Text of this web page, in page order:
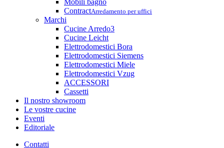
Mobili bagno
ContractArredamento per uffici
Marchi
Cucine Arredo3
Cucine Leicht
Elettrodomestici Bora
Elettrodomestici Siemens
Elettrodomestici Miele
Elettrodomestici Vzug
ACCESSORI
Cassetti
Il nostro showroom
Le vostre cucine
Eventi
Editoriale
Contatti